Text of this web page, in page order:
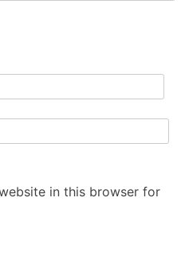
in this browser for